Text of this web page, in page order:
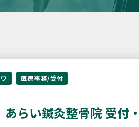
医療事務/受付
あらい鍼灸整骨院 受付